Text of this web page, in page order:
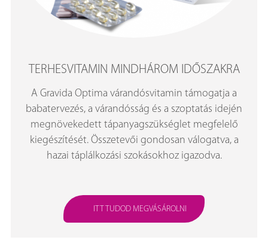
TERHESVITAMIN MINDHÁROM IDŐSZAKRA
A Gravida Optima várandósvitamin támogatja a
babatervezés, a várandósság és a szoptatás idején
megnövekedett tápanyagszükséglet megfelelő
kiegészítését. Összetevői gondosan válogatva, a
hazai táplálkozási szokásokhoz igazodva.
ITT TUDOD MEGVÁSÁROLNI